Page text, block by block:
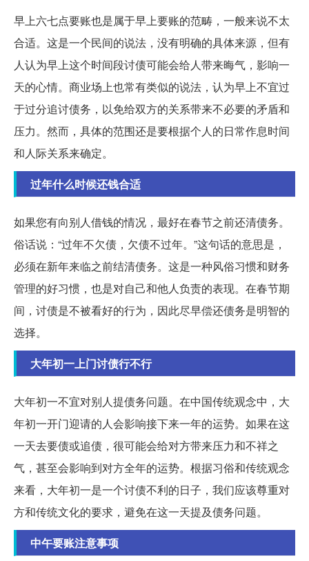
早上六七点要账也是属于早上要账的范畴，一般来说不太
合适。这是一个民间的说法，没有明确的具体来源，但有
人认为早上这个时间段讨债可能会给人带来晦气，影响一
天的心情。商业场上也常有类似的说法，认为早上不宜过
于过分追讨债务，以免给双方的关系带来不必要的矛盾和
压力。然而，具体的范围还是要根据个人的日常作息时间
和人际关系来确定。
过年什么时候还钱合适
如果您有向别人借钱的情况，最好在春节之前还清债务。
俗话说：“过年不欠债，欠债不过年。”这句话的意思是，
必须在新年来临之前结清债务。这是一种风俗习惯和财务
管理的好习惯，也是对自己和他人负责的表现。在春节期
间，讨债是不被看好的行为，因此尽早偿还债务是明智的
选择。
大年初一上门讨债行不行
大年初一不宜对别人提债务问题。在中国传统观念中，大
年初一开门迎请的人会影响接下来一年的运势。如果在这
一天去要债或追债，很可能会给对方带来压力和不祥之
气，甚至会影响到对方全年的运势。根据习俗和传统观念
来看，大年初一是一个讨债不利的日子，我们应该尊重对
方和传统文化的要求，避免在这一天提及债务问题。
中午要账注意事项